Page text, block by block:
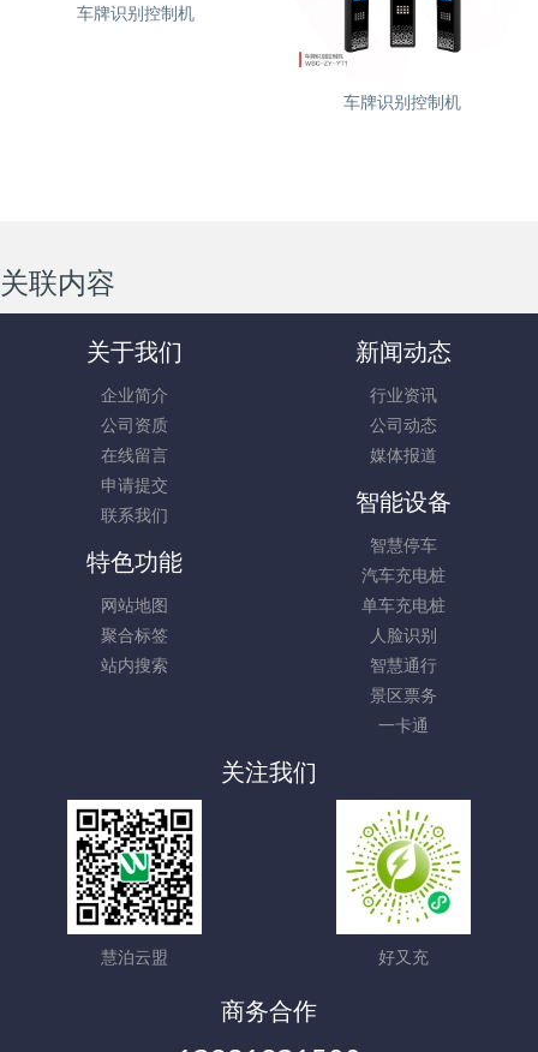
车牌识别控制机
车牌识别控制机
关联内容
关于我们
企业简介
公司资质
在线留言
申请提交
联系我们
新闻动态
行业资讯
公司动态
媒体报道
智能设备
智慧停车
汽车充电桩
单车充电桩
人脸识别
智慧通行
景区票务
一卡通
特色功能
网站地图
聚合标签
站内搜索
关注我们
慧泊云盟 好又充
商务合作